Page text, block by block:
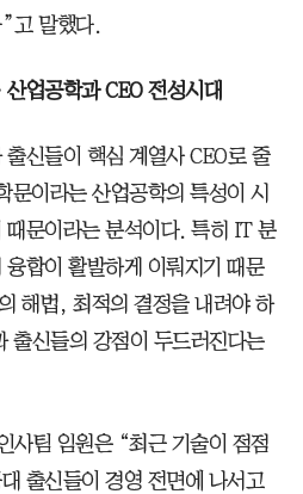
고 말했다.
업공학과 CEO 전성시대
신들이 핵심 계열사 CEO로 줄
문이라는 산업공학의 특성이 시
때문이라는 분석이다. 특히 IT 분
합이 활발하게 이뤄지기 때문
해법, 최적의 결정을 내려야 하
출신들의 강점이 두드러진다는
사팀 임원은 “최근 기술이 점점
출신들이 경영 전면에 나서고